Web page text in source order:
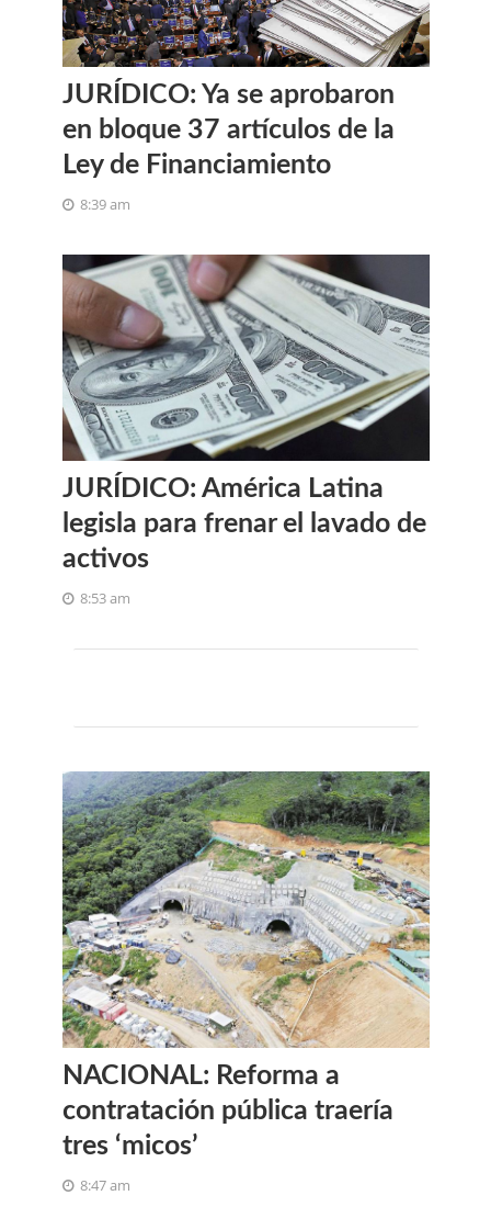
JURÍDICO: Ya se aprobaron
en bloque 37 artículos de la
Ley de Financiamiento
8:39 am
JURÍDICO: América Latina
legisla para frenar el lavado de
activos
8:53 am
NACIONAL: Reforma a
contratación pública traería
tres ‘micos’
8:47 am